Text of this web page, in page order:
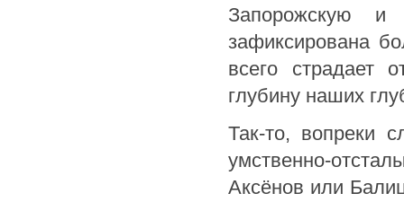
Запорожскую и
зафиксирована
всего страдает
глубину наших
Так-то, вопреки
умственно-
Аксёнов или